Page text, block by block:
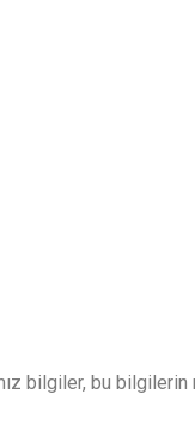
bilgiler, bu bilgilerin